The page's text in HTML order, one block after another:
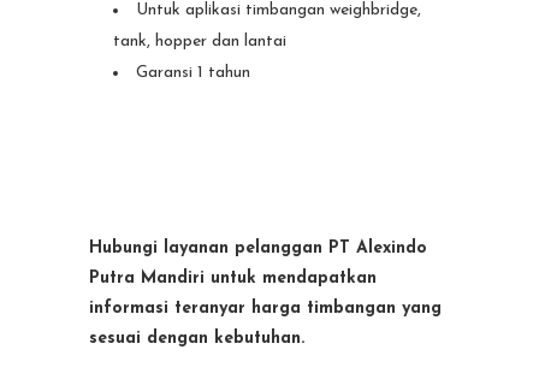
Untuk aplikasi timbangan weighbridge,
tank, hopper dan lantai
Garansi 1 tahun
Hubungi layanan pelanggan PT Alexindo
Putra Mandiri untuk mendapatkan
informasi teranyar harga timbangan yang
sesuai dengan kebutuhan.